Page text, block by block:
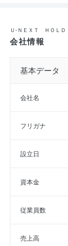
Ｕ‐ＮＥＸＴ ＨＯＬＤ
会社情報
基本データ
会社名
フリガナ
設立日
資本金
従業員数
売上高